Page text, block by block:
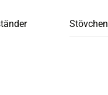
Stövchen